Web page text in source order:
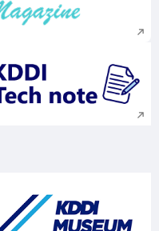
新規ウィンドウで
新規ウィンドウで
新規ウィンドウで